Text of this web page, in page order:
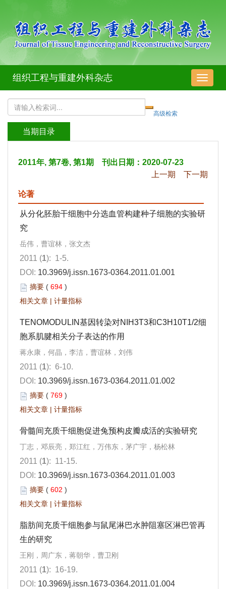
导
航
组织工程与重建外科杂志
当期目录
2011年, 第7卷, 第1期 刊出日期：2020-07-23
上一期
下一期
论著
从分化胚胎干细胞中分选血管构建种子细胞的实验研
究
岳伟，曹谊林，张文杰
2011 (1): 1-5.
DOI: 10.3969/j.issn.1673-0364.2011.01.001
摘要 ( 694 )
相关文章 | 计量指标
TENOMODULIN基因转染对NIH3T3和C3H10T1/2细
胞系肌腱相关分子表达的作用
蒋永康，何晶，李洁，曹谊林，刘伟
2011 (1): 6-10.
DOI: 10.3969/j.issn.1673-0364.2011.01.002
摘要 ( 769 )
相关文章 | 计量指标
骨髓间充质干细胞促进兔预构皮瓣成活的实验研究
丁志，邓辰亮，郑江红，万伟东，茅广宇，杨松林
2011 (1): 11-15.
DOI: 10.3969/j.issn.1673-0364.2011.01.003
摘要 ( 602 )
相关文章 | 计量指标
脂肪间充质干细胞参与鼠尾淋巴水肿阻塞区淋巴管再
生的研究
王刚，周广东，蒋朝华，曹卫刚
2011 (1): 16-19.
DOI: 10.3969/j.issn.1673-0364.2011.01.004